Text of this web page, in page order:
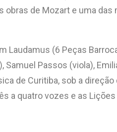
de Mozart e uma
(6 Peças
Passos (viola),
de Curitiba, sob a
a quatro vozes e as